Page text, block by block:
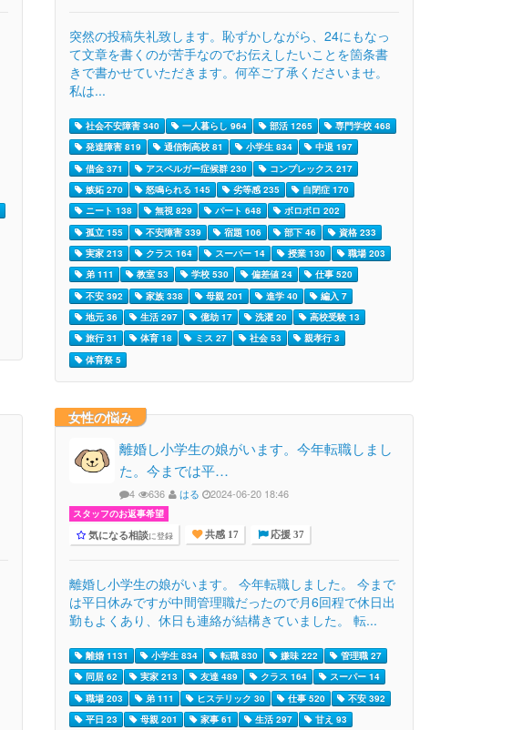
突然の投稿失礼致します。恥ずかしながら、24にもなっ
て文章を書くのが苦手なのでお伝えしたいことを箇条書
きで書かせていただきます。何卒ご了承くださいませ。
私は...
社会不安障害 340 一人暮らし 964 部活 1265
専門学校 468
発達障害 819
通信制高校 81 小学生 834
中退 197
借金 371
アスペルガー症候群 230
コンプレックス 217
嫉妬 270
怒鳴られる 145 劣等感 235
自閉症 170
ニート 138
無視 829 パート 648
ボロボロ 202
孤立 155
不安障害 339 宿題 106 部下 46
資格 233
実家 213
クラス 164 スーパー 14 授業 130
職場 203
弟 111
教室 53 学校 530 偏差値 24
仕事 520
不安 392
家族 338 母親 201 進学 40
編入 7
地元 36
生活 297 億劫 17 洗濯 20
高校受験 13
旅行 31
体育 18 ミス 27 社会 53
親孝行 3
体育祭 5
女性の悩み
離婚し小学生の娘がいます。今年転職しまし
た。今までは平…
4 636 はる 2024-06-20 18:46
スタッフのお返事希望
気になる相談に登録 共感 17 応援 37
離婚し小学生の娘がいます。 今年転職しました。 今まで
は平日休みですが中間管理職だったので月6回程で休日出
勤もよくあり、休日も連絡が結構きていました。 転...
離婚 1131 小学生 834 転職 830 嫌味 222
管理職 27
同居 62
実家 213 友達 489 クラス 164
スーパー 14
職場 203
弟 111 ヒステリック 30 仕事 520
不安 392
平日 23
母親 201 家事 61 生活 297
甘え 93